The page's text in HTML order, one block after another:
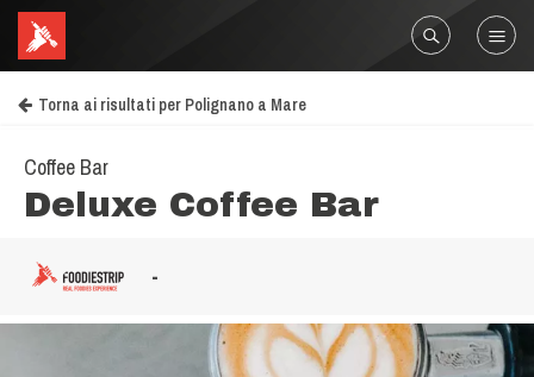
Torna ai risultati per Polignano a Mare
Coffee Bar
Deluxe Coffee Bar
-